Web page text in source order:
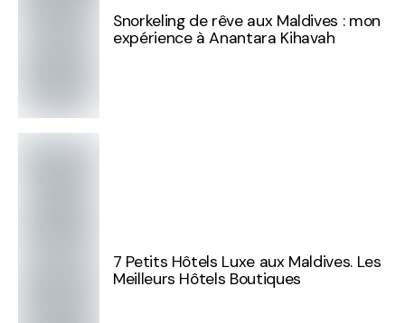
Snorkeling de rêve aux Maldives : mon
expérience à Anantara Kihavah
7 Petits Hôtels Luxe aux Maldives. Les
Meilleurs Hôtels Boutiques